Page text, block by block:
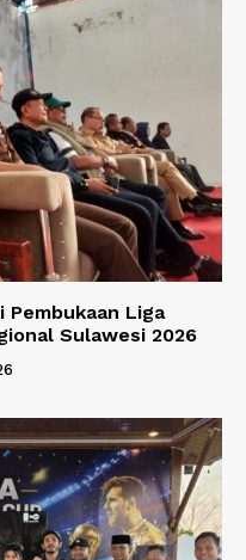
Pembukaan Liga
Sulawesi 2026